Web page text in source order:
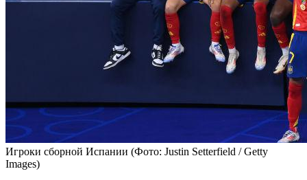
Игроки сборной Испании (Фото: Justin Setterfield / Getty
Images)